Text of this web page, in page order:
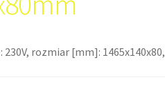
230V, rozmiar [mm]: 1465x140x80,